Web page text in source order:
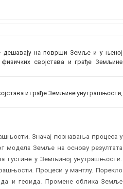
дешавају на површи Земље и у њеној
својстава и грађе Земљине
и грађе Земљине унутрашњости,
Значај познавања процеса у
модела Земље на основу резултата
густине у Земљиној унутрашњости.
Процеси у мантлу. Порекло
и геоида. Промене облика Земље